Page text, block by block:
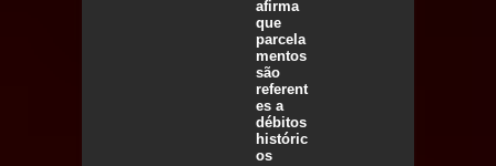
afirma
que
parcela
mentos
são
referent
es a
débitos
históric
os